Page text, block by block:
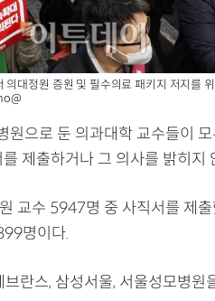
대정원 증원 및 필수의료 패키지 저지를
원으로 둔 의과대학 교수들이
제출하거나 그 의사를 밝히지
교수 5947명 중 사직서를 제
명이다.
란스, 삼성서울, 서울성모병원